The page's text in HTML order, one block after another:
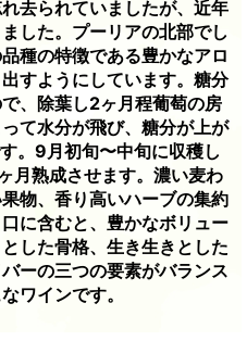
去られていましたが、近年
した。プーリアの北部でし
種の特徴である豊かなアロ
すようにしています。糖分
、除葉し2ヶ月程葡萄の房
て水分が飛び、糖分が上が
。9月初旬〜中旬に収穫し
月熟成させます。濃い麦わ
物、香り高いハーブの集約
に含むと、豊かなボリュー
した骨格、生き生きとした
ーの三つの要素がバランス
ワインです。